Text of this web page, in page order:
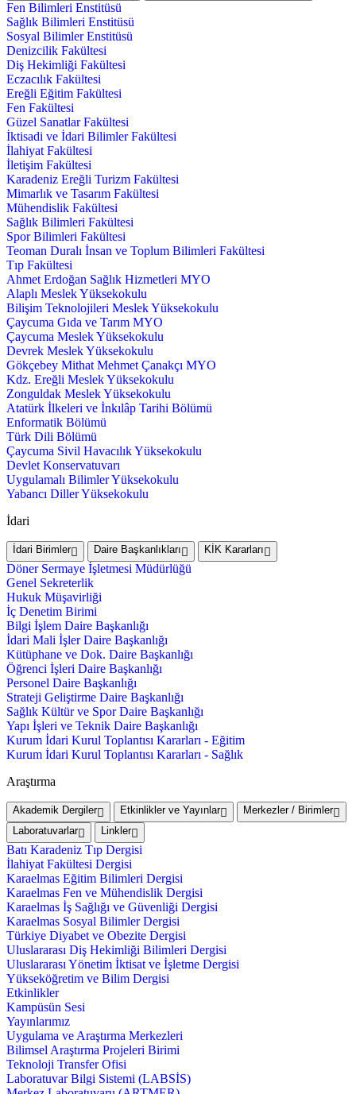
Fen Bilimleri Enstitüsü
Sağlık Bilimleri Enstitüsü
Sosyal Bilimler Enstitüsü
Denizcilik Fakültesi
Diş Hekimliği Fakültesi
Eczacılık Fakültesi
Ereğli Eğitim Fakültesi
Fen Fakültesi
Güzel Sanatlar Fakültesi
İktisadi ve İdari Bilimler Fakültesi
İlahiyat Fakültesi
İletişim Fakültesi
Karadeniz Ereğli Turizm Fakültesi
Mimarlık ve Tasarım Fakültesi
Mühendislik Fakültesi
Sağlık Bilimleri Fakültesi
Spor Bilimleri Fakültesi
Teoman Duralı İnsan ve Toplum Bilimleri Fakültesi
Tıp Fakültesi
Ahmet Erdoğan Sağlık Hizmetleri MYO
Alaplı Meslek Yüksekokulu
Bilişim Teknolojileri Meslek Yüksekokulu
Çaycuma Gıda ve Tarım MYO
Çaycuma Meslek Yüksekokulu
Devrek Meslek Yüksekokulu
Gökçebey Mithat Mehmet Çanakçı MYO
Kdz. Ereğli Meslek Yüksekokulu
Zonguldak Meslek Yüksekokulu
Atatürk İlkeleri ve İnkılâp Tarihi Bölümü
Enformatik Bölümü
Türk Dili Bölümü
Çaycuma Sivil Havacılık Yüksekokulu
Devlet Konservatuvarı
Uygulamalı Bilimler Yüksekokulu
Yabancı Diller Yüksekokulu
İdari
İdari Birimler Daire Başkanlıkları KİK Kararları
Döner Sermaye İşletmesi Müdürlüğü
Genel Sekreterlik
Hukuk Müşavirliği
İç Denetim Birimi
Bilgi İşlem Daire Başkanlığı
İdari Mali İşler Daire Başkanlığı
Kütüphane ve Dok. Daire Başkanlığı
Öğrenci İşleri Daire Başkanlığı
Personel Daire Başkanlığı
Strateji Geliştirme Daire Başkanlığı
Sağlık Kültür ve Spor Daire Başkanlığı
Yapı İşleri ve Teknik Daire Başkanlığı
Kurum İdari Kurul Toplantısı Kararları - Eğitim
Kurum İdari Kurul Toplantısı Kararları - Sağlık
Araştırma
Akademik Dergiler Etkinlikler ve Yayınlar
Merkezler / Birimler
Laboratuvarlar
Linkler
Batı Karadeniz Tıp Dergisi
İlahiyat Fakültesi Dergisi
Karaelmas Eğitim Bilimleri Dergisi
Karaelmas Fen ve Mühendislik Dergisi
Karaelmas İş Sağlığı ve Güvenliği Dergisi
Karaelmas Sosyal Bilimler Dergisi
Türkiye Diyabet ve Obezite Dergisi
Uluslararası Diş Hekimliği Bilimleri Dergisi
Uluslararası Yönetim İktisat ve İşletme Dergisi
Yükseköğretim ve Bilim Dergisi
Etkinlikler
Kampüsün Sesi
Yayınlarımız
Uygulama ve Araştırma Merkezleri
Bilimsel Araştırma Projeleri Birimi
Teknoloji Transfer Ofisi
Laboratuvar Bilgi Sistemi (LABSİS)